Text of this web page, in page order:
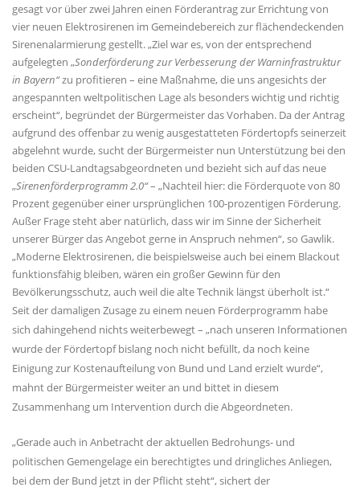
gesagt vor über zwei Jahren einen Förderantrag zur Errichtung von
vier neuen Elektrosirenen im Gemeindebereich zur flächendeckenden
Sirenenalarmierung gestellt. „Ziel war es, von der entsprechend
aufgelegtenSonderförderung zur Verbesserung der Warninfrastruktur
in Bayern“zu profitieren – eine Maßnahme, die uns angesichts der
angespannten weltpolitischen Lage als besonders wichtig und richtig
erscheint“, begründet der Bürgermeister das Vorhaben. Da der Antrag
aufgrund des offenbar zu wenig ausgestatteten Fördertopfs seinerzeit
abgelehnt wurde, sucht der Bürgermeister nun Unterstützung bei den
beiden CSU-Landtagsabgeordneten und bezieht sich auf das neue
Sirenenförderprogramm 2.0“– „Nachteil hier: die Förderquote von 80
Prozent gegenüber einer ursprünglichen 100-prozentigen Förderung.
Außer Frage steht aber natürlich, dass wir im Sinne der Sicherheit
unserer Bürger das Angebot gerne in Anspruch nehmen“, so Gawlik.
Moderne Elektrosirenen, die beispielsweise auch bei einem Blackout
funktionsfähig bleiben, wären ein großer Gewinn für den
Bevölkerungsschutz, auch weil die alte Technik längst überholt ist.“
Seit der damaligen Zusage zu einem neuen Förderprogramm habe
sich dahingehend nichts weiterbewegt – „nach unseren Informationen
wurde der Fördertopf bislang noch nicht befüllt, da noch keine
Einigung zur Kostenaufteilung von Bund und Land erzielt wurde“,
mahnt der Bürgermeister weiter an und bittet in diesem
Zusammenhang um Intervention durch die Abgeordneten.
Gerade auch in Anbetracht der aktuellen Bedrohungs- und
politischen Gemengelage ein berechtigtes und dringliches Anliegen,
bei dem der Bund jetzt in der Pflicht steht“, sichert der